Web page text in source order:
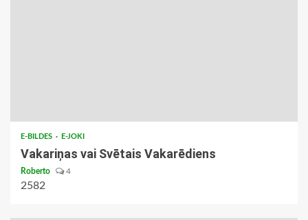
E-BILDES E-JOKI
Vakariņas vai Svētais Vakarēdiens
Roberto 4
2582